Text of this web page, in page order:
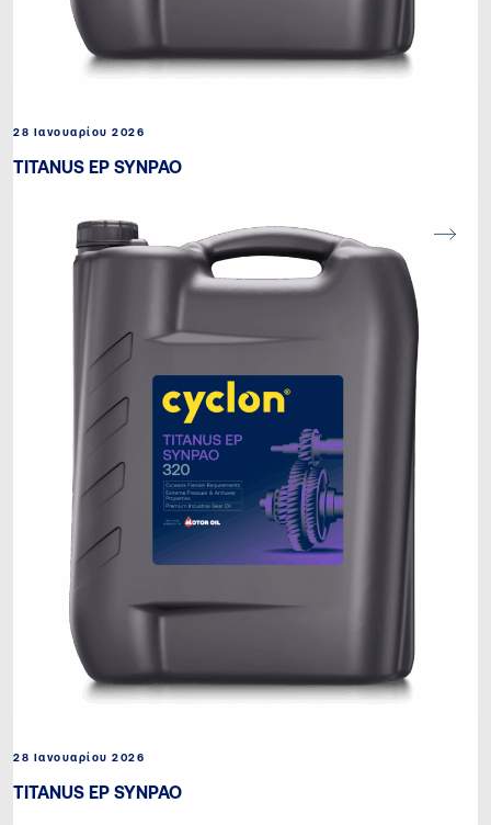
28 Ιανουαρίου 2026
TITANUS EP SYNPAO
28 Ιανουαρίου 2026
TITANUS EP SYNPAO